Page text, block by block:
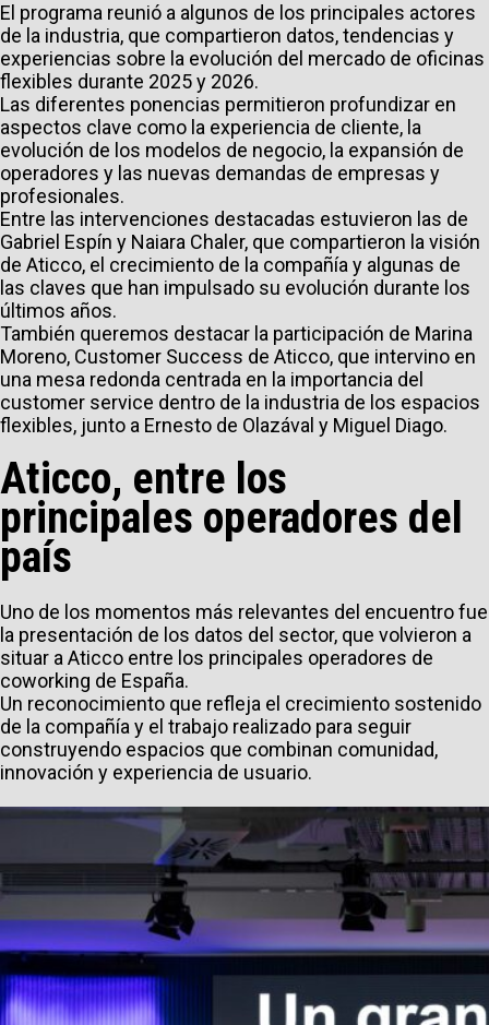
El programa reunió a algunos de los principales actores
de la industria, que compartieron datos, tendencias y
experiencias sobre la evolución del mercado de oficinas
flexibles durante 2025 y 2026.
Las diferentes ponencias permitieron profundizar en
aspectos clave como la experiencia de cliente, la
evolución de los modelos de negocio, la expansión de
operadores y las nuevas demandas de empresas y
profesionales.
Entre las intervenciones destacadas estuvieron las de
Gabriel Espín y Naiara Chaler, que compartieron la visión
de Aticco, el crecimiento de la compañía y algunas de
las claves que han impulsado su evolución durante los
últimos años.
También queremos destacar la participación de Marina
Moreno, Customer Success de Aticco, que intervino en
una mesa redonda centrada en la importancia del
customer service dentro de la industria de los espacios
flexibles, junto a Ernesto de Olazával y Miguel Diago.
Aticco, entre los
principales operadores del
país
Uno de los momentos más relevantes del encuentro fue
la presentación de los datos del sector, que volvieron a
situar a Aticco entre los principales operadores de
coworking de España.
Un reconocimiento que refleja el crecimiento sostenido
de la compañía y el trabajo realizado para seguir
construyendo espacios que combinan comunidad,
innovación y experiencia de usuario.